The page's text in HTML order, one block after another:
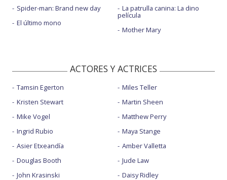
Spider-man: Brand new day
El último mono
La patrulla canina: La dino
película
Mother Mary
ACTORES Y ACTRICES
Tamsin Egerton
Kristen Stewart
Mike Vogel
Ingrid Rubio
Asier Etxeandía
Douglas Booth
John Krasinski
Miles Teller
Martin Sheen
Matthew Perry
Maya Stange
Amber Valletta
Jude Law
Daisy Ridley